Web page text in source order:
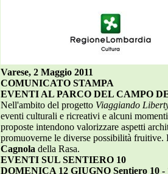
Varese, 2 Maggio 2011
COMUNICATO STAMPA
EVENTI AL PARCO DEL CAMPO
Nell'ambito del progetto Viaggiando
eventi culturali e ricreativi e alcuni
proposte intendono valorizzare aspetti
promuoverne le diverse possibilità fruitive.
Cagnola della Rasa.
EVENTI SUL SENTIERO 10
DOMENICA 12 GIUGNO Sentiero 10 -